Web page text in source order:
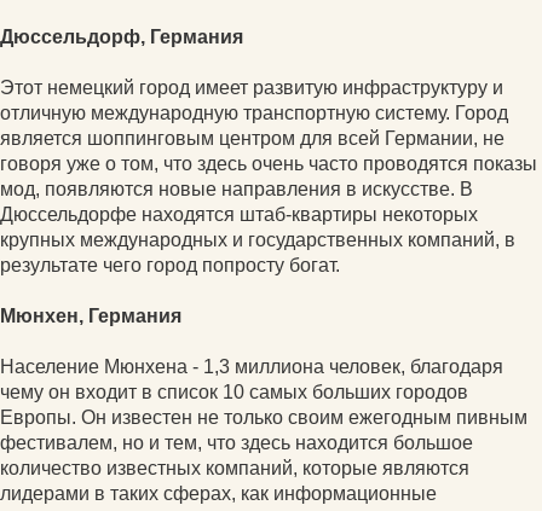
Дюссельдорф, Германия
Этот немецкий город имеет развитую инфраструктуру и
отличную международную транспортную систему. Город
является шоппинговым центром для всей Германии, не
говоря уже о том, что здесь очень часто проводятся показы
мод, появляются новые направления в искусстве. В
Дюссельдорфе находятся штаб-квартиры некоторых
крупных международных и государственных компаний, в
результате чего город попросту богат.
Мюнхен, Германия
Население Мюнхена - 1,3 миллиона человек, благодаря
чему он входит в список 10 самых больших городов
Европы. Он известен не только своим ежегодным пивным
фестивалем, но и тем, что здесь находится большое
количество известных компаний, которые являются
лидерами в таких сферах, как информационные